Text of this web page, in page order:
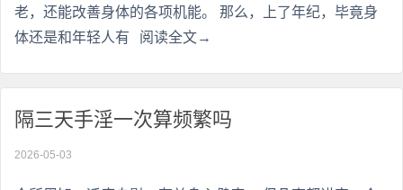
老，还能改善身体的各项机能。 那么，上了年纪，毕竟身
体还是和年轻人有
阅读全文→
隔三天手淫一次算频繁吗
2026-05-03